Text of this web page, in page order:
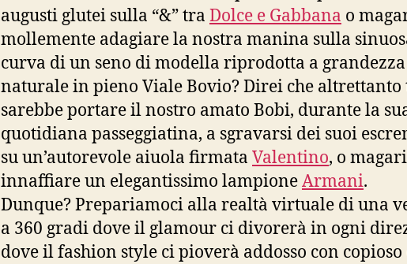
augusti glutei sulla “&” tra Dolce e Gabbana o
mollemente adagiare la nostra manina sulla
curva di un seno di modella riprodotta a grandezza
naturale in pieno Viale Bovio? Direi che
sarebbe portare il nostro amato Bobi, durante la
quotidiana passeggiatina, a sgravarsi dei suoi
su un’autorevole aiuola firmata Valentino, o magari
innaffiare un elegantissimo lampioneArmani.
Dunque? Prepariamoci alla realtà virtuale di una
a 360 gradi dove il glamour ci divorerà in ogni
dove il fashion style ci pioverà addosso con copioso